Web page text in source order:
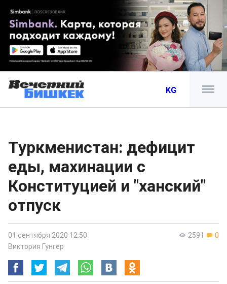
KG
Туркменистан: дефицит
еды, махинации с
Конституцией и "ханский"
отпуск
2591 0
01 сентября 2020 12:50
Виктория Гунгер